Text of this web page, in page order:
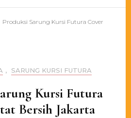
Produksi Sarung Kursi Futura Cover
, SARUNG KURSI FUTURA
Kursi Futura
Bersih Jakarta